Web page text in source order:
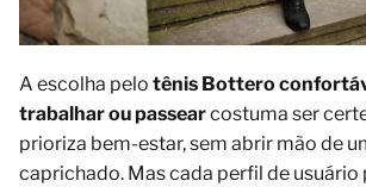
A escolha pelo tênis Bottero
trabalhar ou passearcostuma ser
prioriza bem-estar, sem abrir mão de
caprichado. Mas cada perfil de